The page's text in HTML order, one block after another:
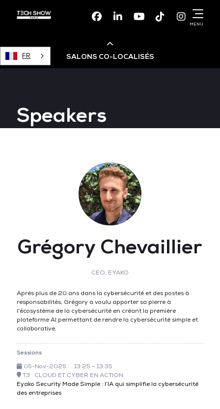
FacebookLinkedinYoutubeTikTok
MENU
FR SALONS CO-LOCALISÉS
Devops Live
Data & AI Leaders Summit
Speakers
Grégory Chevaillier
CEO, EYAKO
Après plus de 20 ans dans la cybersécurité et des postes à
responsabilités, Grégory a voulu apporter sa pierre à
l'écosystème de la cybersécurité en créant la première
plateforme AI permettant de rendre la cybersécurité simple et
collaborative.
Sessions
05-Nov-2025
13:25 – 13:35
T3 : CLOUD ET CYBER EN ACTION
Eyako Security Made Simple : l’IA qui simplifie la cybersécurité
des entreprises